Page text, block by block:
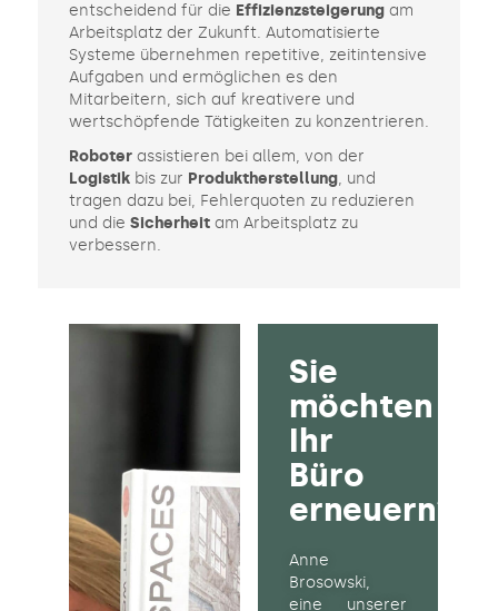
entscheidend für die Effizienzsteigerungam
Arbeitsplatz der Zukunft. Automatisierte
Systeme übernehmen repetitive, zeitintensive
Aufgaben und ermöglichen es den
Mitarbeitern, sich auf kreativere und
wertschöpfende Tätigkeiten zu konzentrieren.
Roboterassistieren bei allem, von der
Logistikbis zur Produktherstellung, und
tragen dazu bei, Fehlerquoten zu reduzieren
und die Sicherheitam Arbeitsplatz zu
verbessern.
Sie
möchten
Ihr
Büro
erneuern?
Anne
Brosowski,
eine unserer